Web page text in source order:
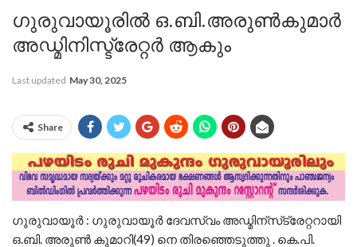
ഗുരുവായൂരിൽ ഒ.ബി.അരുൺകുമാർ
അഡ്മിനിസ്ട്രേറ്റർ ആകും
Last updated May 30, 2025
Share
ഗുരുവായൂർ : ഗുരുവായൂര്‍ ദേവസ്വം അഡ്മിന്‌സ്‌ട്രേറ്ററായി
ഒ.ബി. അരുണ്‍ കുമാറി(49) നെ തിരഞ്ഞെടുത്തു . കെ.പി.